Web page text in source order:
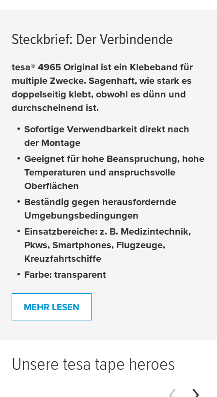
Steckbrief: Der Verbindende
tesa® 4965 Original ist ein Klebeband für
multiple Zwecke. Sagenhaft, wie stark es
doppelseitig klebt, obwohl es dünn und
durchscheinend ist.
Sofortige Verwendbarkeit direkt nach
der Montage
Geeignet für hohe Beanspruchung, hohe
Temperaturen und anspruchsvolle
Oberflächen
Beständig gegen herausfordernde
Umgebungsbedingungen
Einsatzbereiche: z. B. Medizintechnik,
Pkws, Smartphones, Flugzeuge,
Kreuzfahrtschiffe
Farbe: transparent
MEHR LESEN
Unsere tesa tape heroes